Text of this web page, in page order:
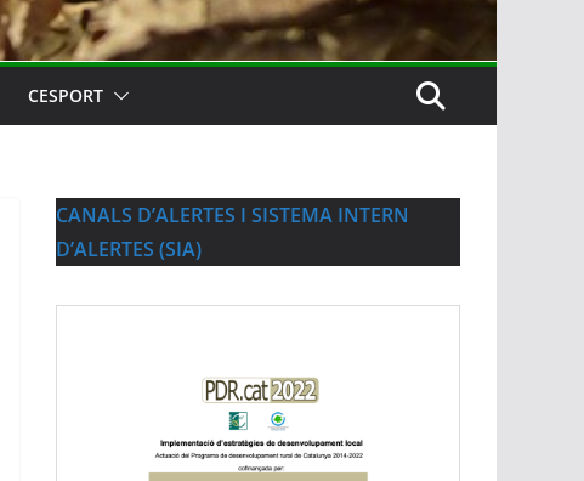
CESPORT
CANALS D’ALERTES I SISTEMA INTERN
D’ALERTES (SIA)